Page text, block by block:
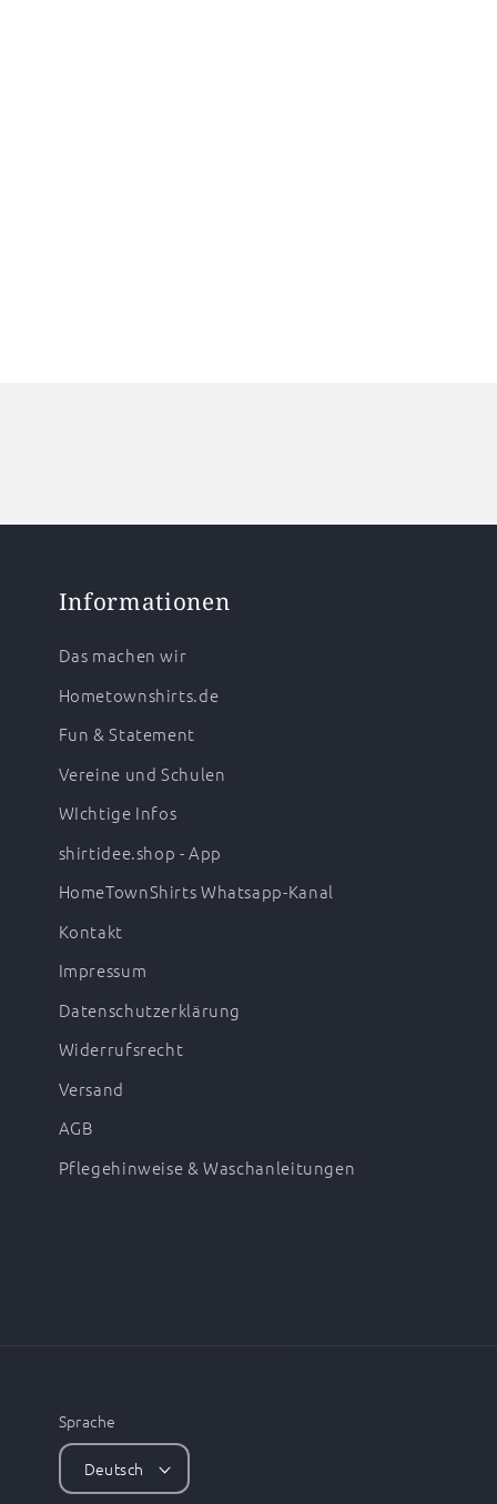
Informationen
Das machen wir
Hometownshirts.de
Fun & Statement
Vereine und Schulen
WIchtige Infos
shirtidee.shop - App
HomeTownShirts Whatsapp-Kanal
Kontakt
Impressum
Datenschutzerklärung
Widerrufsrecht
Versand
AGB
Pflegehinweise & Waschanleitungen
Sprache
Deutsch